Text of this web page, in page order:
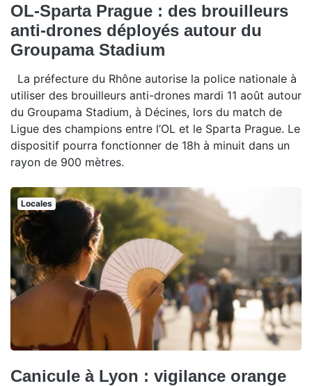
OL-Sparta Prague : des brouilleurs
anti-drones déployés autour du
Groupama Stadium
La préfecture du Rhône autorise la police nationale à
utiliser des brouilleurs anti-drones mardi 11 août autour
du Groupama Stadium, à Décines, lors du match de
Ligue des champions entre l’OL et le Sparta Prague. Le
dispositif pourra fonctionner de 18h à minuit dans un
rayon de 900 mètres.
Locales
Canicule à Lyon : vigilance orange